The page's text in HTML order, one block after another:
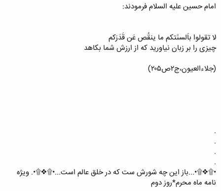
امام حسین علیه السلام فرمودند:
لا تقولوا باَلسنَتکم ما ینقُص عَن قَدَرَکم
چیزى را بر زبان نیاورید که از ارزش شما بکاهد
(جلاءالعیون،ج۲ص۲۰۵)
.
.
.
.
•۩❖۩•...باز این چه شورش ست که در خلق عالم است...•۩❖۩•. ویژه
نامه ماه محرم*روز دوم